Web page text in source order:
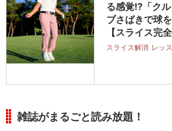
る感覚!?「ク
ブさばきで球
【スライス完
スライス解消 レッ
雑誌がまるごと読み放題！